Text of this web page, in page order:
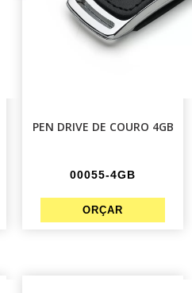
PEN DRIVE DE COURO 4GB
00055-4GB